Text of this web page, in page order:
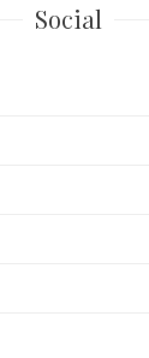
Social